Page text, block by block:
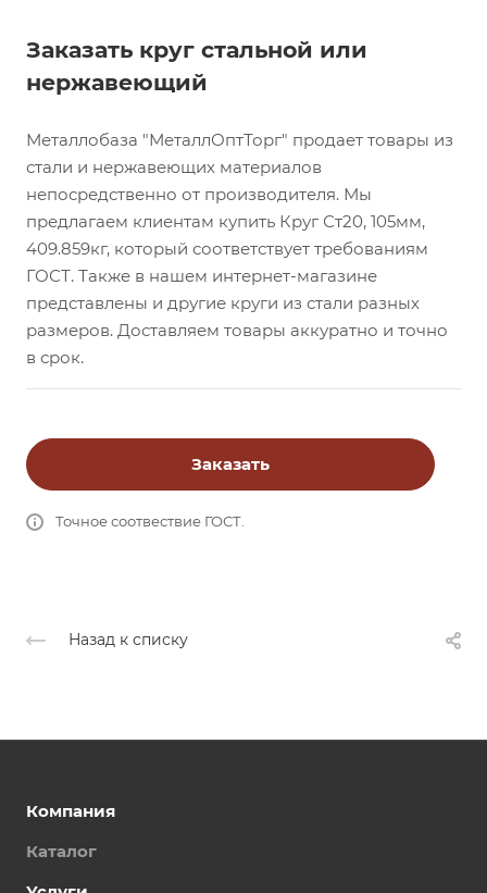
Заказать круг стальной или
нержавеющий
Металлобаза "МеталлОптТорг" продает товары из
стали и нержавеющих материалов
непосредственно от производителя. Мы
предлагаем клиентам купить Круг Ст20, 105мм,
409.859кг, который соответствует требованиям
ГОСТ. Также в нашем интернет-магазине
представлены и другие круги из стали разных
размеров. Доставляем товары аккуратно и точно
в срок.
Заказать
Точное соотвествие ГОСТ.
Назад к списку
Компания
Каталог